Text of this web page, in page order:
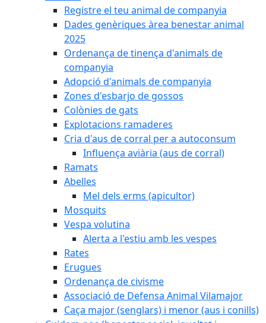
Registre el teu animal de companyia
Dades genèriques àrea benestar animal
2025
Ordenança de tinença d'animals de
companyia
Adopció d'animals de companyia
Zones d'esbarjo de gossos
Colònies de gats
Explotacions ramaderes
Cria d'aus de corral per a autoconsum
Influença aviària (aus de corral)
Ramats
Abelles
Mel dels erms (apicultor)
Mosquits
Vespa volutina
Alerta a l'estiu amb les vespes
Rates
Erugues
Ordenança de civisme
Associació de Defensa Animal Vilamajor
Caça major (senglars) i menor (aus i conills)